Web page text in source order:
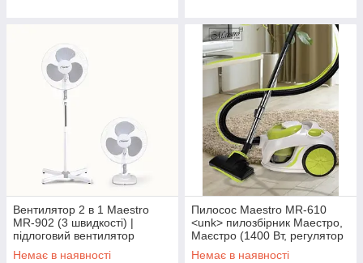
Вентилятор 2 в 1 Maestro
MR-902 (3 швидкості) |
підлоговий вентилятор
Маестро | настінний
Немає в наявності
Пилосос Maestro MR-610
<unk> пилозбірник Маестро,
Маєстро (1400 Вт, регулятор
потужності, підвищена
Немає в наявності